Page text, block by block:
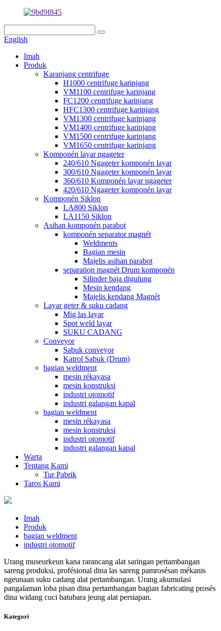
English
Imah
Produk
Karanjang centrifuge
H1000 centrifuge karinjang
VM1100 centrifuge karinjang
FC1200 centrifuge karinjang
HFC1300 centrifuge karinjang
VM1300 centrifuge karinjang
VM1400 centrifuge karinjang
VM1500 centrifuge karinjang
VM1650 centrifuge karinjang
Komponén layar ngageter
240/610 Ngageter komponén layar
300/610 Ngageter komponén layar
360/610 Komponén layar ngageter
420/610 Ngageter komponén layar
Komponén Siklon
LA800 Siklon
LA1150 Siklon
Asihan komponén parabot
komponén separator magnét
Weldments
Bagian mesin
Majelis asihan parabot
separation magnét Drum komponén
Silinder baja digulung
Mesin kendang
Majelis kendang Magnét
Layar geter & suku cadang
Mig las layar
Spot weld layar
SUKU CADANG
Conveyor
Sabuk conveyor
Katrol Sabuk (Drum)
bagian weldment
mesin rékayasa
mesin konstruksi
industri otomotif
industri galangan kapal
bagian weldment
mesin rékayasa
mesin konstruksi
industri otomotif
industri galangan kapal
Warta
Tentang Kami
Tur Pabrik
Taros Kami
Imah
Produk
bagian weldment
industri otomotif
Urang museurkeun kana rarancang alat saringan pertambangan
sareng produksi, profésional dina las sareng pamrosésan mékanis
ngeunaan suku cadang alat pertambangan. Urang akumulasi
pangalaman loba pisan dina pertambangan bagian fabricating prosés
dina widang cuci batubara jeung alat persiapan.
Kategori